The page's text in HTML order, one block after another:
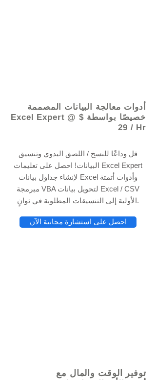
أدوات معالجة البيانات المصممة
خصيصًا بواسطة Excel Expert @ $
29 / Hr
قل وداعًا للنسخ / اللصق اليدوي وتنسيق
البيانات! احصل على تعليمات Excel Expert
لإنشاء جداول بيانات Excel وأدوات أتمتة
مبرمجة VBA لتحويل بيانات Excel / CSV
الأولية إلى التنسيقات المطلوبة في ثوانٍ.
احصل على استشارة مجانية الآن
توفير الوقت والمال مع